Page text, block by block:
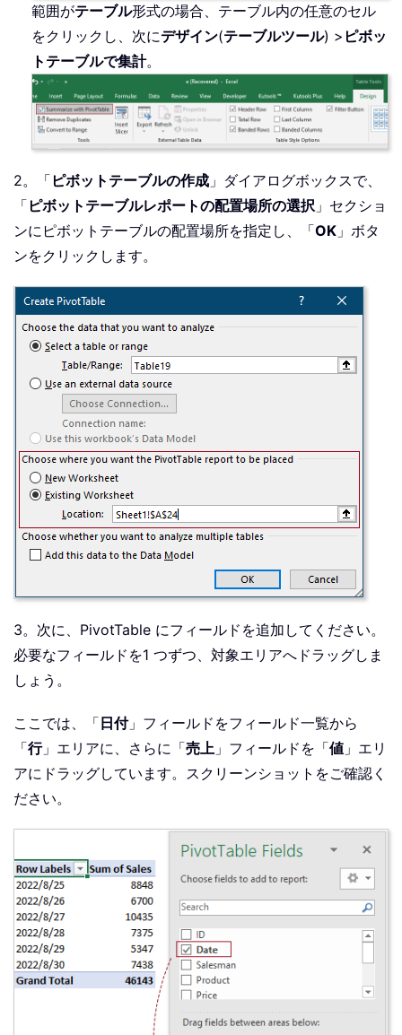
範囲がテーブル形式の場合、テーブル内の任意のセル
をクリックし、次にデザイン(テーブルツール) > ピボッ
トテーブルで集計。
2。「 ピボットテーブルの作成 」ダイアログボックスで、
「 ピボットテーブルレポートの配置場所の選択 」セクショ
ンにピボットテーブルの配置場所を指定し、「OK 」ボタ
ンをクリックします。
3。次に、PivotTable にフィールドを追加してください。
必要なフィールドを1 つずつ、対象エリアへドラッグしま
しょう。
ここでは、「日付」フィールドをフィールド一覧から
「行」エリアに、さらに「売上 」フィールドを「値 」エリ
アにドラッグしています。スクリーンショットをご確認く
ださい。